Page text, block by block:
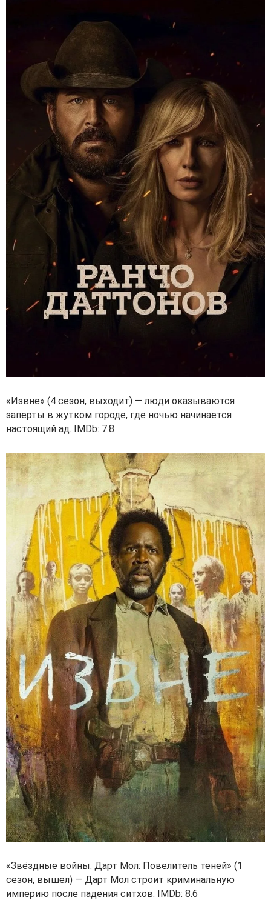
«Извне» (4 сезон, выходит) — люди оказываются
заперты в жутком городе, где ночью начинается
настоящий ад. IMDb: 7.8
«Звёздные войны. Дарт Мол: Повелитель теней» (1
сезон, вышел) — Дарт Мол строит криминальную
империю после падения ситхов. IMDb: 8.6